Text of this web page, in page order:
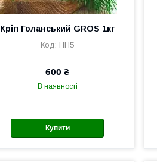
Кріп Голанський GROS 1кг
HH5
600 ₴
В наявності
Купити